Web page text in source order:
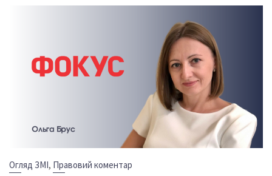
Огляд ЗМІ, Правовий коментар